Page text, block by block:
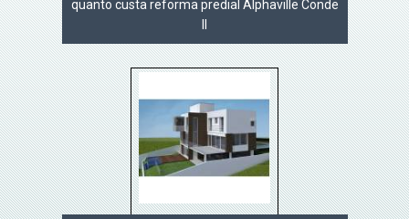
quanto custa reforma predial Alphaville Conde